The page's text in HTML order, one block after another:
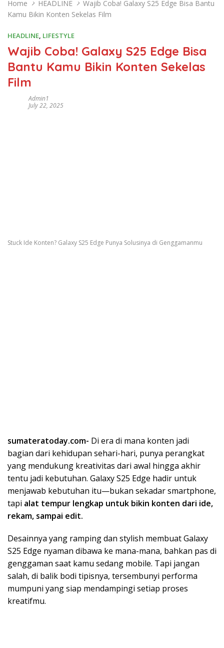
Home HEADLINE
Wajib Coba! Galaxy S25 Edge Bisa Bantu
Kamu Bikin Konten Sekelas Film
HEADLINE, LIFESTYLE
Wajib Coba! Galaxy S25 Edge Bisa
Bantu Kamu Bikin Konten Sekelas
Film
Admin1
July 22, 2025
Stuck Ide Konten? Galaxy S25 Edge Punya Solusinya di Genggamanmu
sumateratoday.com- Di era di mana konten jadi
bagian dari kehidupan sehari-hari, punya perangkat
yang mendukung kreativitas dari awal hingga akhir
tentu jadi kebutuhan. Galaxy S25 Edge hadir untuk
menjawab kebutuhan itu—bukan sekadar smartphone,
tapi alat tempur lengkap untuk bikin konten dari ide,
rekam, sampai edit.
Desainnya yang ramping dan stylish membuat Galaxy
S25 Edge nyaman dibawa ke mana-mana, bahkan pas di
genggaman saat kamu sedang mobile. Tapi jangan
salah, di balik bodi tipisnya, tersembunyi performa
mumpuni yang siap mendampingi setiap proses
kreatifmu.